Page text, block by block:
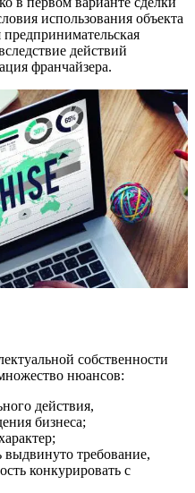
использования объекта
предпринимательская
действий
франчайзера.
собственности
нюансов:
действия,
бизнеса;
требование,
конкурировать с